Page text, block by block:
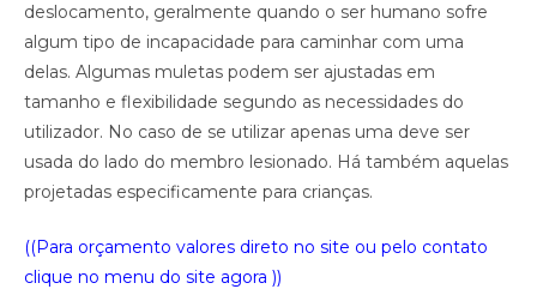
deslocamento, geralmente quando o ser humano sofre
algum tipo de incapacidade para caminhar com uma
delas. Algumas muletas podem ser ajustadas em
tamanho e flexibilidade segundo as necessidades do
utilizador. No caso de se utilizar apenas uma deve ser
usada do lado do membro lesionado. Há também aquelas
projetadas especificamente para crianças.
((Para orçamento valores direto no site ou pelo contato
clique no menu do site agora ))